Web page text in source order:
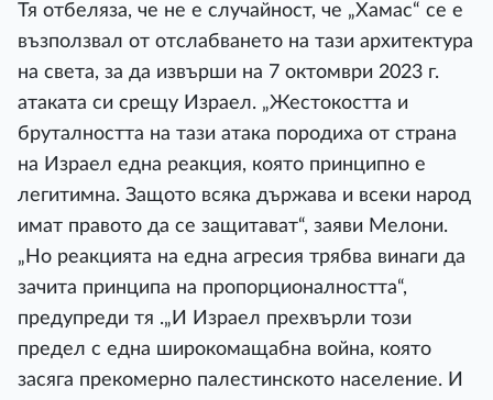
Тя отбеляза, че не е случайност, че „Хамас“ се е
възползвал от отслабването на тази архитектура
на света, за да извърши на 7 октомври 2023 г.
атаката си срещу Израел. „Жестокостта и
бруталността на тази атака породиха от страна
на Израел една реакция, която принципно е
легитимна. Защото всяка държава и всеки народ
имат правото да се защитават“, заяви Мелони.
„Но реакцията на една агресия трябва винаги да
зачита принципа на пропорционалността“,
предупреди тя .„И Израел прехвърли този
предел с една широкомащабна война, която
засяга прекомерно палестинското население. И